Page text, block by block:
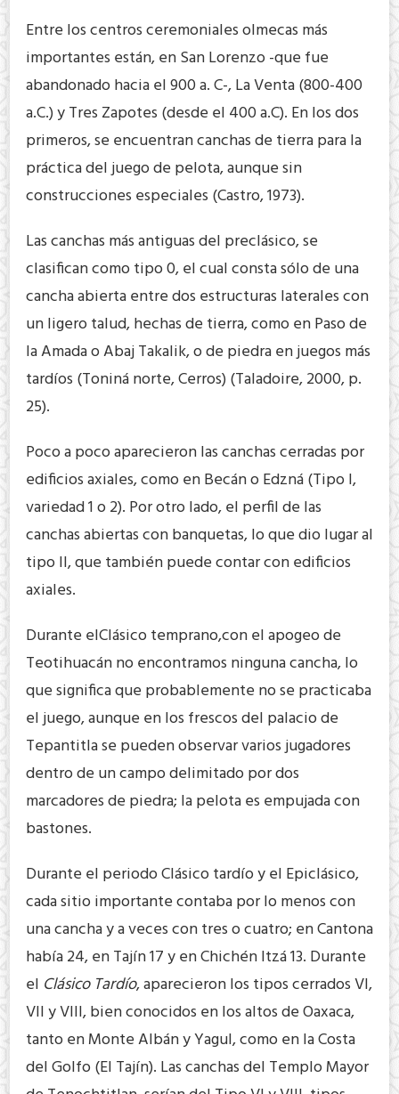
Entre los centros ceremoniales olmecas más
importantes están, en San Lorenzo -que fue
abandonado hacia el 900 a. C-, La Venta (800-400
a.C.) y Tres Zapotes (desde el 400 a.C). En los dos
primeros, se encuentran canchas de tierra para la
práctica del juego de pelota, aunque sin
construcciones especiales (Castro, 1973).
Las canchas más antiguas del preclásico, se
clasifican como tipo 0, el cual consta sólo de una
cancha abierta entre dos estructuras laterales con
un ligero talud, hechas de tierra, como en Paso de
la Amada o Abaj Takalik, o de piedra en juegos más
tardíos (Toniná norte, Cerros) (Taladoire, 2000, p.
25).
Poco a poco aparecieron las canchas cerradas por
edificios axiales, como en Becán o Edzná (Tipo I,
variedad 1 o 2). Por otro lado, el perfil de las
canchas abiertas con banquetas, lo que dio lugar al
tipo II, que también puede contar con edificios
axiales.
Durante elClásico temprano,con el apogeo de
Teotihuacán no encontramos ninguna cancha, lo
que significa que probablemente no se practicaba
el juego, aunque en los frescos del palacio de
Tepantitla se pueden observar varios jugadores
dentro de un campo delimitado por dos
marcadores de piedra; la pelota es empujada con
bastones.
Durante el periodo Clásico tardío y el Epiclásico,
cada sitio importante contaba por lo menos con
una cancha y a veces con tres o cuatro; en Cantona
había 24, en Tajín 17 y en Chichén Itzá 13. Durante
el Clásico Tardío, aparecieron los tipos cerrados VI,
VII y VIII, bien conocidos en los altos de Oaxaca,
tanto en Monte Albán y Yagul, como en la Costa
del Golfo (El Tajín). Las canchas del Templo Mayor